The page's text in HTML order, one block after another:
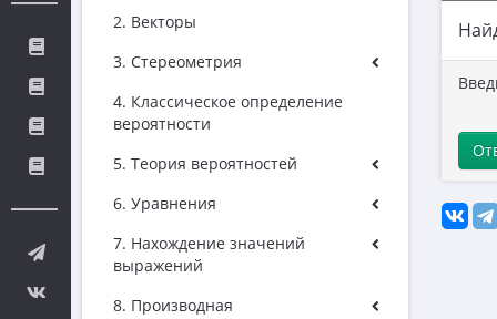
2. Векторы
3. Стереометрия
4. Классическое определение
вероятности
5. Теория вероятностей
6. Уравнения
7. Нахождение значений
выражений
8. Производная